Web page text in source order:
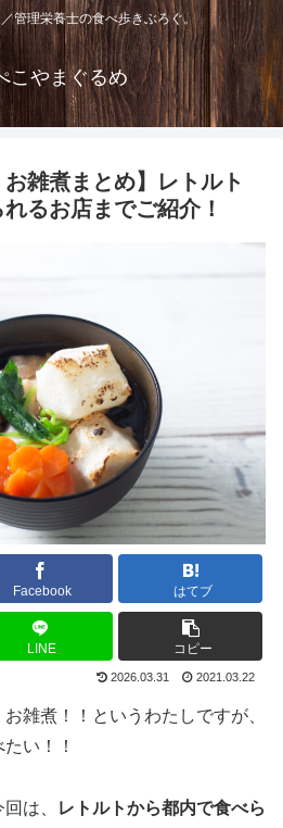
管理栄養士の食べ歩きぶろぐ。
こやまぐるめ
お雑煮まとめ】レトルト
るお店までご紹介！
Facebook はてブ
LINE コピー
2026.03.31 2021.03.22
雑煮！！というわたしですが、
い！！
は、
レトルトから都内で食べら